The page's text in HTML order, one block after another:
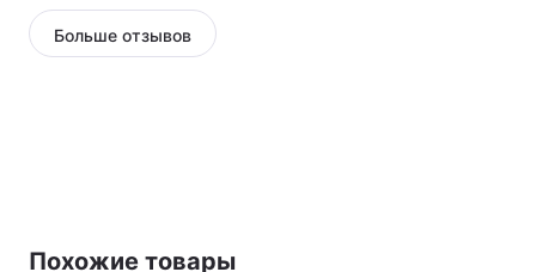
Больше отзывов
Похожие товары